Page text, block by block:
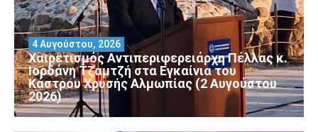
Χαιρετισμός Αντιπεριφερειάρχη Πέλλας κ.
Ιορδάνη Τζαμτζή στα Εγκαίνια του
Κάστρου Χρυσής Αλμωπίας (2 Αυγούστου
2026)
4 Αυγούστου, 2026